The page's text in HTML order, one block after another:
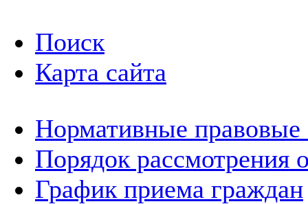
Поиск
Карта сайта
Нормативные правовые
Порядок рассмотрения
График приема граждан